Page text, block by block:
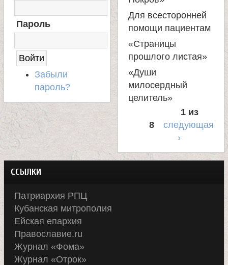
Д
С
Пароль
Забыли
пароль?
Для всесторонней
помощи пациентам
«Страницы
прошлого листая»
«Души
милосердный
целитель»
1 из
8
следующая
›
ССЫЛКИ
Патриархия РПЦ
Кубанская митрополия
Ейская епархия
Православие.ru
Журнал «Фома»
Журнал «Отрок»